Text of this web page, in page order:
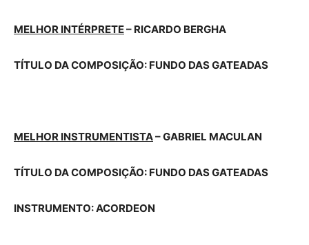
MELHOR INTÉRPRETE– RICARDO BERGHA
TÍTULO DA COMPOSIÇÃO: FUNDO DAS GATEADAS
MELHOR INSTRUMENTISTA– GABRIEL MACULAN
TÍTULO DA COMPOSIÇÃO: FUNDO DAS GATEADAS
INSTRUMENTO: ACORDEON